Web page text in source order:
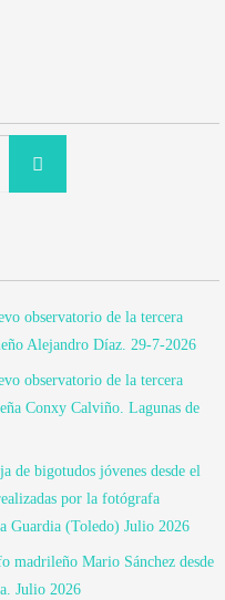
Buscar
observatorio de la tercera
Alejandro Díaz. 29-7-2026
observatorio de la tercera
Conxy Calviño. Lagunas de
de bigotudos jóvenes desde el
por la fotógrafa
Guardia (Toledo) Julio 2026
madrileño Mario Sánchez desde
Julio 2026